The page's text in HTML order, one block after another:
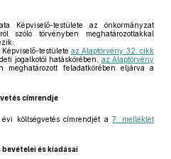
Képviselő-testülete az önkormányzat
szóló törvényben meghatározottakkal
testülete az Alaptörvény 32. cikk
jogalkotói hatáskörében, az Alaptörvény
meghatározott feladatkörében eljárva a
címrendje
költségvetés címrendjét a7. melléklet
és kiadásai